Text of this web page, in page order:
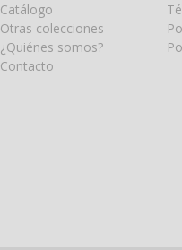
Catálogo
Otras colecciones
¿Quiénes somos?
Contacto